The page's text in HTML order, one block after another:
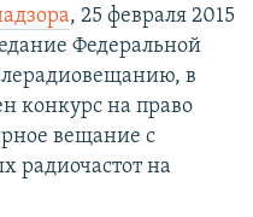
, 25 февраля 2015
Федеральной
в
конкурс на право
вещание с
радиочастот на